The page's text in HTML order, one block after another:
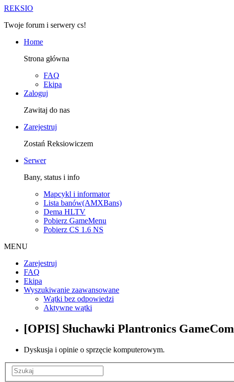
REKSIO
Twoje forum i serwery cs!
Home
Strona główna
FAQ
Ekipa
Zaloguj
Zawitaj do nas
Zarejestruj
Zostań Reksiowiczem
Serwer
Bany, status i info
Mapcykl i informator
Lista banów(AMXBans)
Dema HLTV
Pobierz GameMenu
Pobierz CS 1.6 NS
MENU
Zarejestruj
FAQ
Ekipa
Wyszukiwanie zaawansowane
Wątki bez odpowiedzi
Aktywne wątki
[OPIS] Słuchawki Plantronics
Dyskusja i opinie o sprzęcie komputerowym.